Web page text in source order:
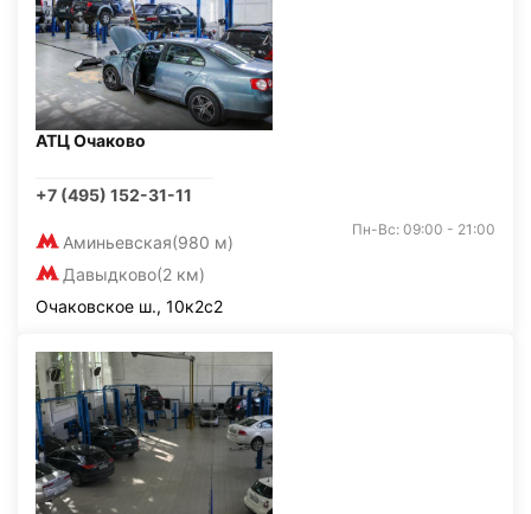
АТЦ Очаково
+7 (495) 152-31-11
Аминьевская(980 м)
Давыдково(2 км)
Пн-Вс: 09:00 - 21:00
Очаковское ш., 10к2с2